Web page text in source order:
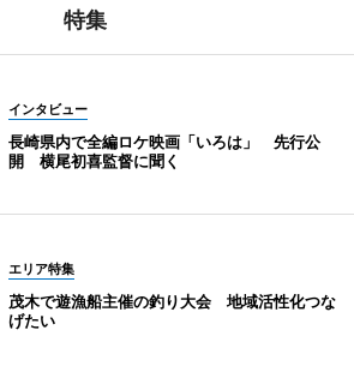
特集
インタビュー
長崎県内で全編ロケ映画「いろは」 先行公
開 横尾初喜監督に聞く
エリア特集
茂木で遊漁船主催の釣り大会 地域活性化つな
げたい